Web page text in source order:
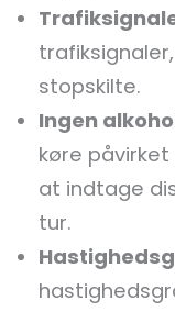
stopskilte.
Ingen
køre
at indtage
tur.